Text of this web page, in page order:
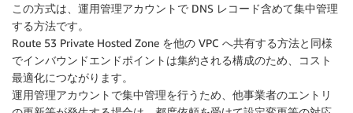
この方式は、運用管理アカウントで DNS レコード含めて集中管理
する方法です。
Route 53 Private Hosted Zone を他の VPC へ共有する方法と同様
でインバウンドエンドポイントは集約される構成のため、コスト
最適化につながります。
運用管理アカウントで集中管理を行うため、他事業者のエントリ